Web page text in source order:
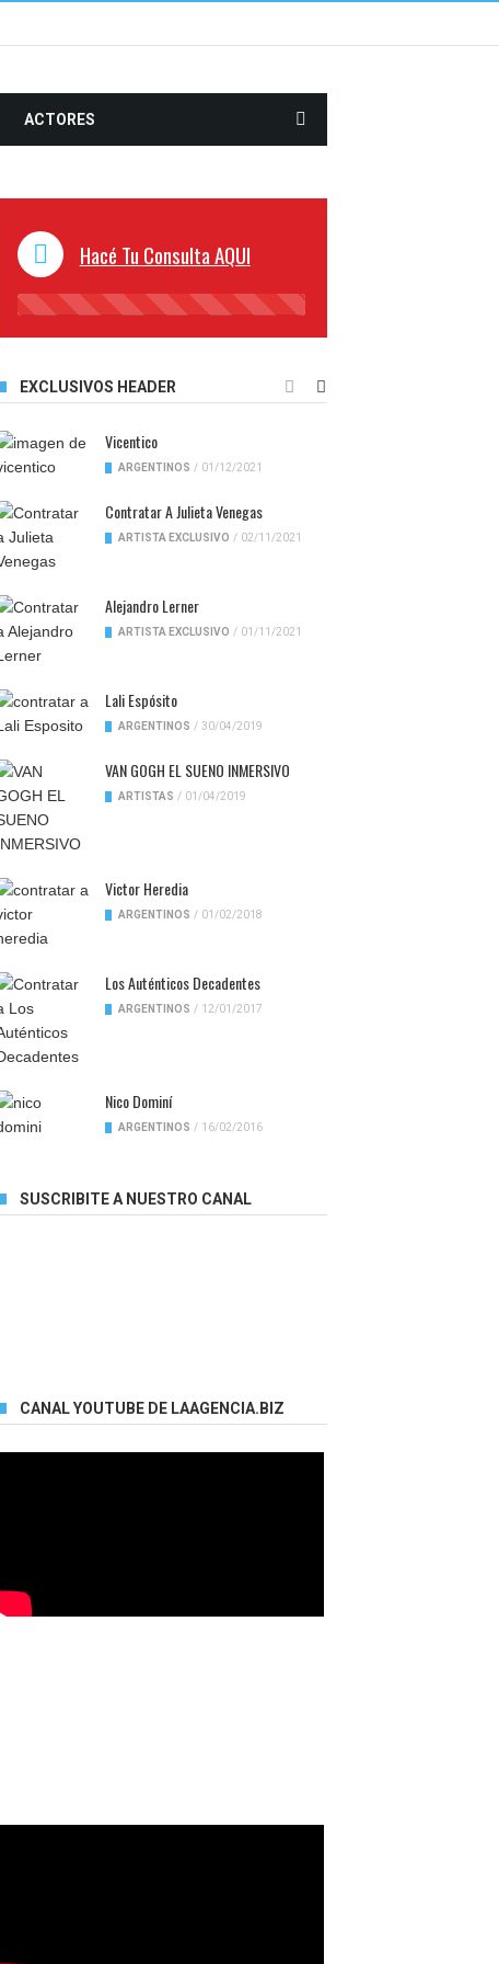
ACTORES
Hacé Tu Consulta AQUI
45%
EXCLUSIVOS HEADER
Vicentico
ARGENTINOS / 01/12/2021
Contratar A Julieta Venegas
ARTISTA EXCLUSIVO / 02/11/2021
Alejandro Lerner
ARTISTA EXCLUSIVO / 01/11/2021
Lali Espósito
ARGENTINOS / 30/04/2019
VAN GOGH EL SUENO INMERSIVO
ARTISTAS / 01/04/2019
Victor Heredia
ARGENTINOS / 01/02/2018
Los Auténticos Decadentes
ARGENTINOS / 12/01/2017
Nico Dominí
ARGENTINOS / 16/02/2016
SUSCRIBITE A NUESTRO CANAL
CANAL YOUTUBE DE LAAGENCIA.BIZ